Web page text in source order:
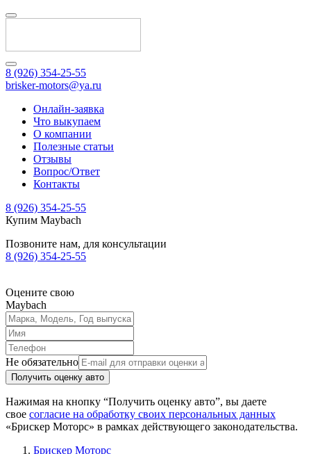
8 (926) 354-25-55
brisker-motors@ya.ru
Онлайн-заявка
Что выкупаем
О компании
Полезные статьи
Отзывы
Вопрос/Ответ
Контакты
8 (926) 354-25-55
Купим Maybach
Позвоните нам, для консультации
8 (926) 354-25-55
Оцените свою
Maybach
Не обязательно
Получить оценку авто
Нажимая на кнопку “Получить оценку авто”, вы даете
свое согласие на обработку своих персональных данных
«Брискер Моторс» в рамках действующего законодательства.
Брискер Моторс